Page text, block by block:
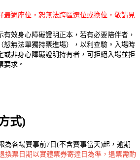
最適座位，恕無法跨區選位或換位，敬請見
有效身心障礙證明正本，若有必要陪伴者，
恕無法單獨持票進場），以利查驗。入場時
或非身心障礙證明持有者，可拒絕入場並拒
要求。
式)
為各場賽事前7日(不含賽事當天)起，逾期
換票日期以實體票券寄達日為準，退票需酌